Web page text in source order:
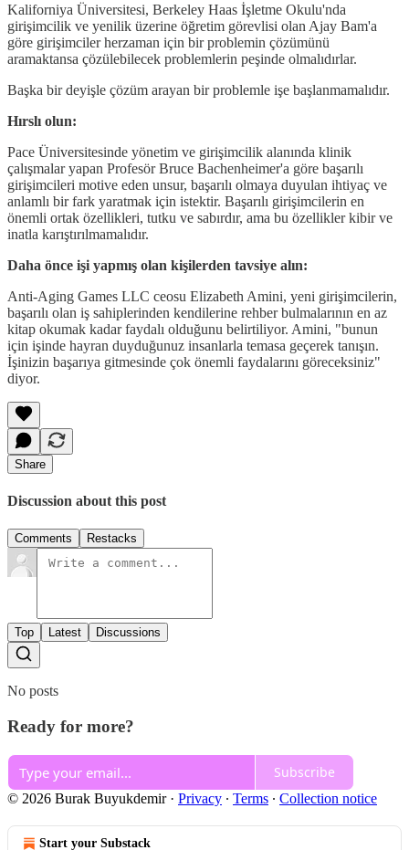
Kaliforniya Üniversitesi, Berkeley Haas İşletme Okulu'nda
girişimcilik ve yenilik üzerine öğretim görevlisi olan Ajay Bam'a
göre girişimciler herzaman için bir problemin çözümünü
aramaktansa çözülebilecek problemlerin peşinde olmalıdırlar.
Başka bir deyişle çözüm arayan bir problemle işe başlanmamalıdır.
Hırslı olun:
Pace Üniversitesinde yönetim ve girişimcilik alanında klinik
çalışmalar yapan Profesör Bruce Bachenheimer'a göre başarılı
girişimcileri motive eden unsur, başarılı olmaya duyulan ihtiyaç ve
anlamlı bir fark yaratmak için istektir. Başarılı girişimcilerin en
önemli ortak özellikleri, tutku ve sabırdır, ama bu özellikler kibir ve
inatla karıştırılmamalıdır.
Daha önce işi yapmış olan kişilerden tavsiye alın:
Anti-Aging Games LLC ceosu Elizabeth Amini, yeni girişimcilerin,
başarılı olan iş sahiplerinden kendilerine rehber bulmalarının en az
kitap okumak kadar faydalı olduğunu belirtiliyor. Amini, "bunun
için işinde hayran duyduğunuz insanlarla temasa geçerek tanışın.
İşinizin başarıya gitmesinde çok önemli faydalarını göreceksiniz"
diyor.
Share
Discussion about this post
Comments Restacks
Top Latest Discussions
No posts
Ready for more?
Subscribe
© 2026 Burak Buyukdemir· Privacy ∙ Terms ∙ Collection notice
Start your Substack